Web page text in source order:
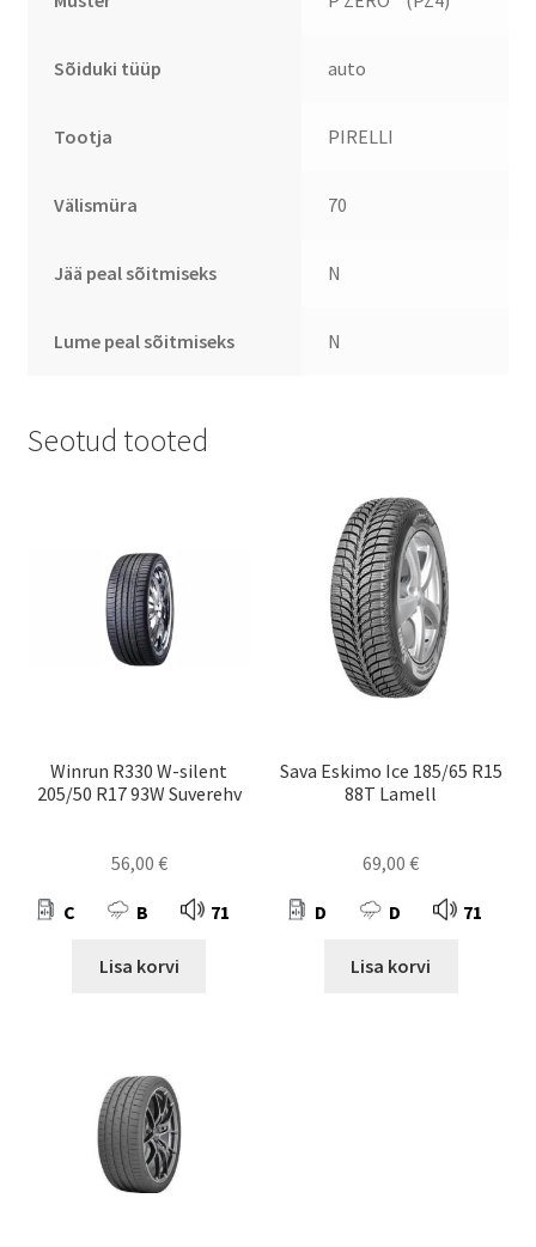
Sõiduki tüüp auto
Tootja PIRELLI
Välismüra 70
Jää peal sõitmiseks N
Lume peal sõitmiseks N
Seotud tooted
Winrun R330 W-silent
205/50 R17 93W Suverehv
56,00 €
C B 71
Lisa korvi
Sava Eskimo Ice 185/65 R15
88T Lamell
69,00€
D D 71
Lisa korvi